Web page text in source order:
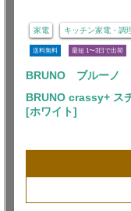
家電 キッチン家電・調
送料無料 最短 1〜3日で出荷
BRUNO ブルーノ
BRUNO crassy+ ス
[ホワイト]